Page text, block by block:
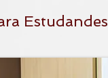
Estudandes